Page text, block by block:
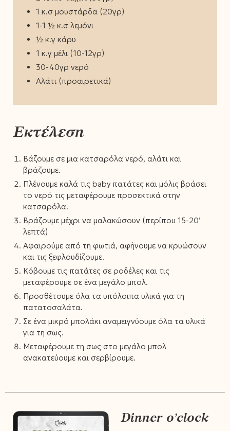
1 κ.σ μουστάρδα (20γρ)
1-1 ½ κ.σ λεμόνι
½ κ.γ κάρυ
1 κ.γ μέλι (10-12γρ)
30-40γρ νερό
Αλάτι (προαιρετικά)
Εκτέλεση
Βάζουμε σε μια κατσαρόλα νερό, αλάτι και
βράζουμε.
Πλένουμε καλά τις baby πατάτες και μόλις βράσει
το νερό τις μεταφέρουμε προσεκτικά στην
κατσαρόλα.
Βράζουμε μέχρι να μαλακώσουν (περίπου 15-20’
λεπτά)
Αφαιρούμε από τη φωτιά, αφήνουμε να κρυώσουν
και τις ξεφλουδίζουμε.
Κόβουμε τις πατάτες σε ροδέλες και τις
μεταφέρουμε σε ένα μεγάλο μπολ.
Προσθέτουμε όλα τα υπόλοιπα υλικά για τη
πατατοσαλάτα.
Σε ένα μικρό μπολάκι αναμειγνύουμε όλα τα υλικά
για τη σως.
Μεταφέρουμε τη σως στο μεγάλο μπολ
ανακατεύουμε και σερβίρουμε.
Dinner o’clock